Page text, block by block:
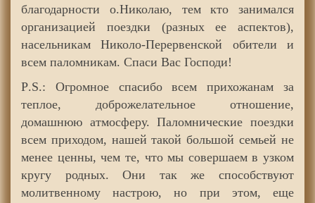
благодарности о.Николаю, тем кто занимался
организацией поездки (разных ее аспектов),
насельникам Николо-Перервенской обители и
всем паломникам. Спаси Вас Господи!
P.S.: Огромное спасибо всем прихожанам за
теплое, доброжелательное отношение,
домашнюю атмосферу. Паломнические поездки
всем приходом, нашей такой большой семьей не
менее ценны, чем те, что мы совершаем в узком
кругу родных. Они так же способствуют
молитвенному настрою, но при этом, еще